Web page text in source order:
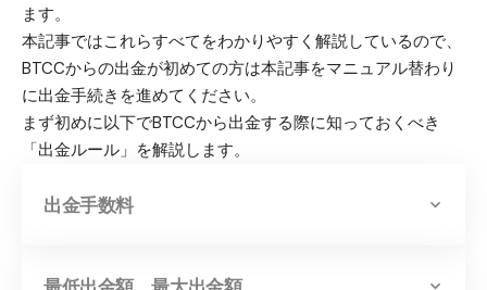
ます。
本記事ではこれらすべてをわかりやすく解説しているので、
BTCCからの出金が初めての方は本記事をマニュアル替わり
に出金手続きを進めてください。
まず初めに以下でBTCCから出金する際に知っておくべき
「出金ルール」を解説します。
出金手数料